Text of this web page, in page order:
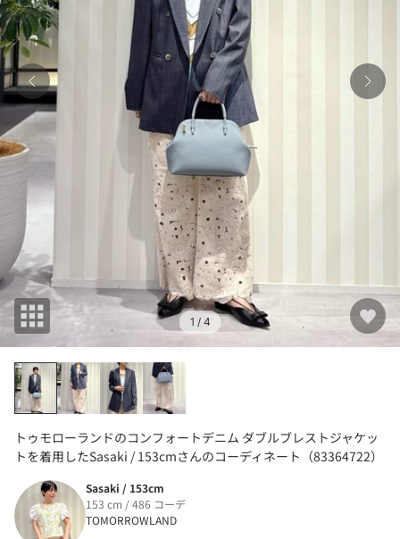
1 / 4
トゥモローランドのコンフォートデニム ダブルブレストジャケッ
トを着用したSasaki / 153cmさんのコーディネート（83364722）
Sasaki / 153cm
153 cm / 486 コーデ
TOMORROWLAND